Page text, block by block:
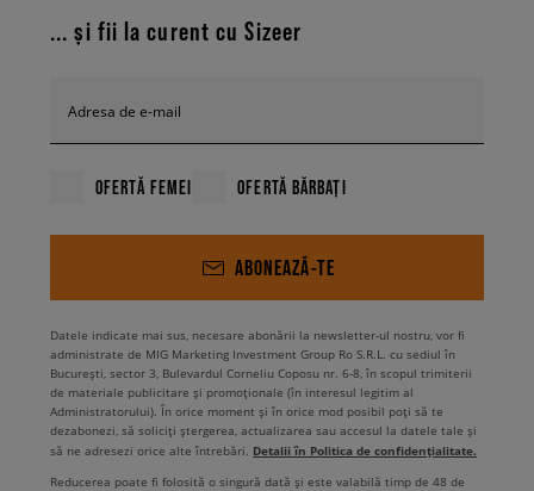
... și fii la curent cu Sizeer
Adresa de e-mail
OFERTĂ FEMEI OFERTĂ BĂRBAȚI
ABONEAZĂ-TE
Datele indicate mai sus, necesare abonării la newsletter-ul nostru, vor fi
administrate de MIG Marketing Investment Group Ro S.R.L. cu sediul în
București, sector 3, Bulevardul Corneliu Coposu nr. 6-8, în scopul trimiterii
de materiale publicitare și promoționale (în interesul legitim al
Administratorului). În orice moment și în orice mod posibil poți să te
dezabonezi, să soliciți ștergerea, actualizarea sau accesul la datele tale și
să ne adresezi orice alte întrebări. Detalii în Politica de confidențialitate.
Reducerea poate fi folosită o singură dată și este valabilă timp de 48 de